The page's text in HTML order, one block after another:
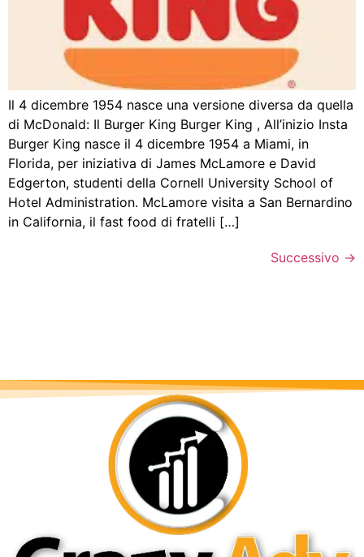
Il 4 dicembre 1954 nasce una versione diversa da quella
di McDonald: Il Burger King Burger King , All’inizio Insta
Burger King nasce il 4 dicembre 1954 a Miami, in
Florida, per iniziativa di James McLamore e David
Edgerton, studenti della Cornell University School of
Hotel Administration. McLamore visita a San Bernardino
in California, il fast food di fratelli […]
Successivo →